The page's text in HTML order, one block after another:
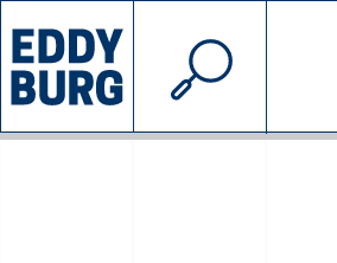
INIZIATIVE
© 2026